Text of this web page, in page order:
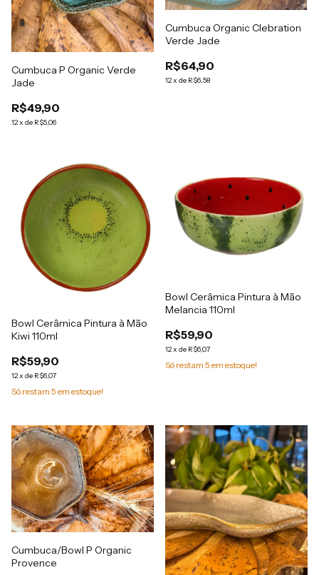
Cumbuca P Organic Verde
Jade
R$49,90
12x de R$5,06
Cumbuca Organic Clebration
Verde Jade
R$64,90
12x de R$6,58
Bowl Cerâmica Pintura à Mão
Kiwi 110ml
R$59,90
12x de R$6,07
Só restam 5 em estoque!
Bowl Cerâmica Pintura à Mão
Melancia 110ml
R$59,90
12x de R$6,07
Só restam 5 em estoque!
Cumbuca/Bowl P Organic
Provence